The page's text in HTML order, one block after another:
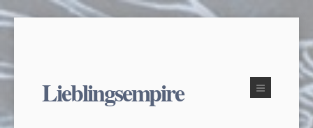
Lieblingsempire